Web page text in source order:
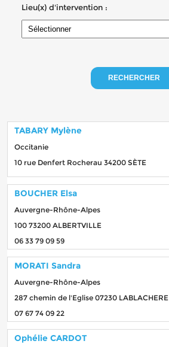
Lieu(x) d'intervention :
RECHERCHER
TABARY Mylène
Occitanie
10 rue Denfert Rocherau 34200 SÈTE
BOUCHER Elsa
Auvergne-Rhône-Alpes
100 73200 ALBERTVILLE
06 33 79 09 59
MORATI Sandra
Auvergne-Rhône-Alpes
287 chemin de l'Eglise 07230 LABLACHERE
07 67 74 09 22
Ophélie CARDOT